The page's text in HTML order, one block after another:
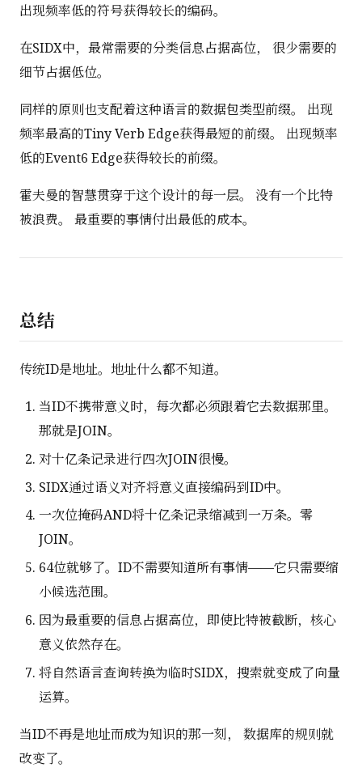
出现频率低的符号获得较长的编码。
在SIDX中，最常需要的分类信息占据高位， 很少需要的
细节占据低位。
同样的原则也支配着这种语言的数据包类型前缀。 出现
频率最高的Tiny Verb Edge获得最短的前缀。 出现频率
低的Event6 Edge获得较长的前缀。
霍夫曼的智慧贯穿于这个设计的每一层。 没有一个比特
被浪费。 最重要的事情付出最低的成本。
总结
传统ID是地址。地址什么都不知道。
当ID不携带意义时，每次都必须跟着它去数据那里。
那就是JOIN。
对十亿条记录进行四次JOIN很慢。
SIDX通过语义对齐将意义直接编码到ID中。
一次位掩码AND将十亿条记录缩减到一万条。零
JOIN。
64位就够了。ID不需要知道所有事情——它只需要缩
小候选范围。
因为最重要的信息占据高位，即使比特被截断，核心
意义依然存在。
将自然语言查询转换为临时SIDX，搜索就变成了向量
运算。
当ID不再是地址而成为知识的那一刻， 数据库的规则就
改变了。